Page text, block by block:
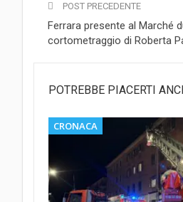
POST PRECEDENTE
Ferrara presente al Marché
cortometraggio di Roberta
POTREBBE PIACERTI
CRONACA